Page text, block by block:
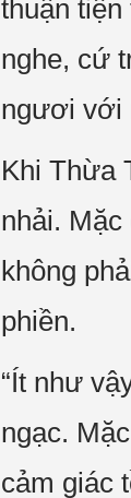
thuận
nghe, cứ
ngươi với
Khi Thừa
nhải.
không
phiền.
“Ít như
ngạc.
cảm giác